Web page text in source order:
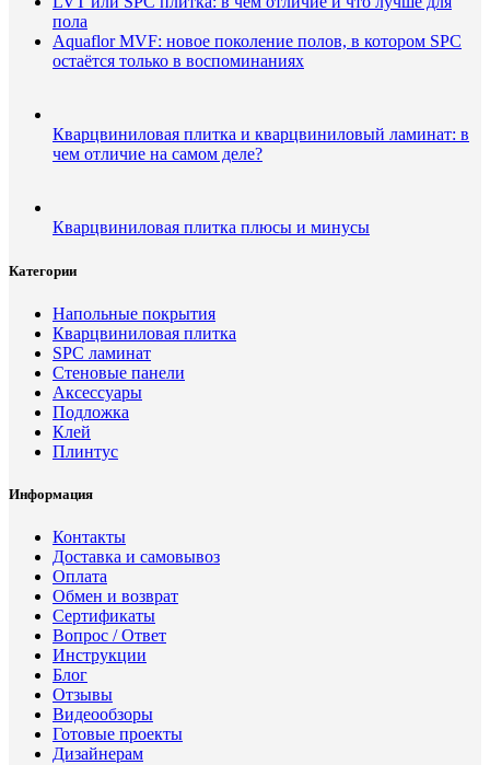
пола
Aquaflor MVF: новое поколение полов, в котором SPC
остаётся только в воспоминаниях
Кварцвиниловая плитка и кварцвиниловый ламинат: в
чем отличие на самом деле?
Кварцвиниловая плитка плюсы и минусы
Категории
Напольные покрытия
Кварцвиниловая плитка
SPC ламинат
Стеновые панели
Аксессуары
Подложка
Клей
Плинтус
Информация
Контакты
Доставка и самовывоз
Оплата
Обмен и возврат
Сертификаты
Вопрос / Ответ
Инструкции
Блог
Отзывы
Видеообзоры
Готовые проекты
Дизайнерам